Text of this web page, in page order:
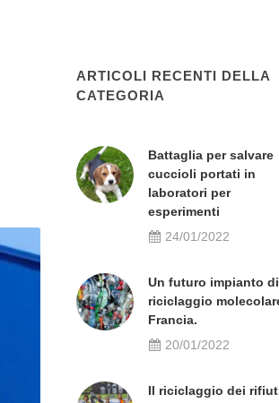
ARTICOLI RECENTI DELLA
CATEGORIA
Battaglia per salvare
cuccioli portati in
laboratori per
esperimenti
24/01/2022
Un futuro impianto di
riciclaggio
Francia.
20/01/2022
Il riciclaggio dei